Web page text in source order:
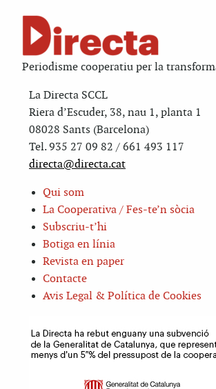
Periodisme cooperatiu per la
La Directa SCCL
Riera d’Escuder, 38, nau 1, planta 1
08028 Sants (Barcelona)
Tel. 935 27 09 82 / 661 493 117
directa@directa.cat
Qui som
La Cooperativa / Fes-te’n sòcia
Subscriu-t’hi
Botiga en línia
Revista en paper
Contacte
Avis Legal & Política de Cookies